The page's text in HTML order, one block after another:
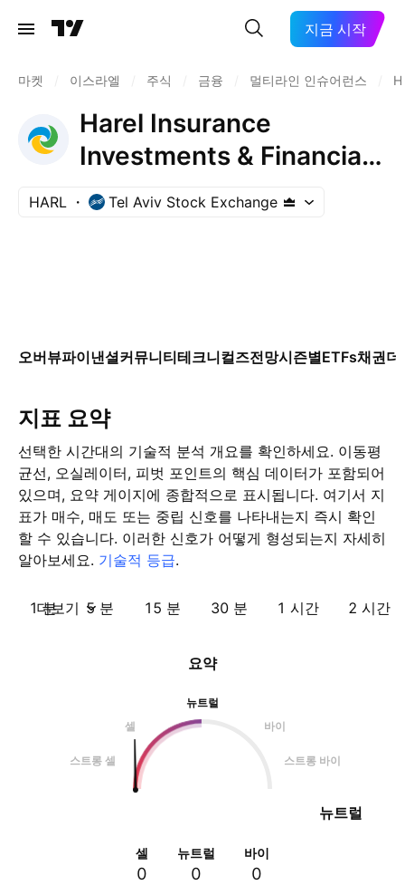
지금 시작
마켓 이스라엘 주식 금융 멀티라인 인슈어런스
Harel Insurance
Investments & Financial
Services Ltd.
HARL Tel Aviv Stock Exchange
오버뷰파이낸셜커뮤니티테크니컬즈전망시즌별ETFs채권더
지표 요약
선택한 시간대의 기술적 분석 개요를 확인하세요. 이동평
균선, 오실레이터, 피벗 포인트의 핵심 데이터가 포함되어
있으며, 요약 게이지에 종합적으로 표시됩니다. 여기서 지
표가 매수, 매도 또는 중립 신호를 나타내는지 즉시 확인
할 수 있습니다. 이러한 신호가 어떻게 형성되는지 자세히
알아보세요. 기술적 등급.
1 분 5 분 15 분 30 분 1 시간 2 시간
더보기
요약
뉴트럴
셀
바이
스트롱 셀 스트롱 바이
뉴트럴
셀
0
뉴트럴
0
바이
0